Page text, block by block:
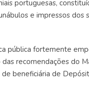
portuguesas,
e impressos dos
pública fortemente
recomendações do
de beneficiária de